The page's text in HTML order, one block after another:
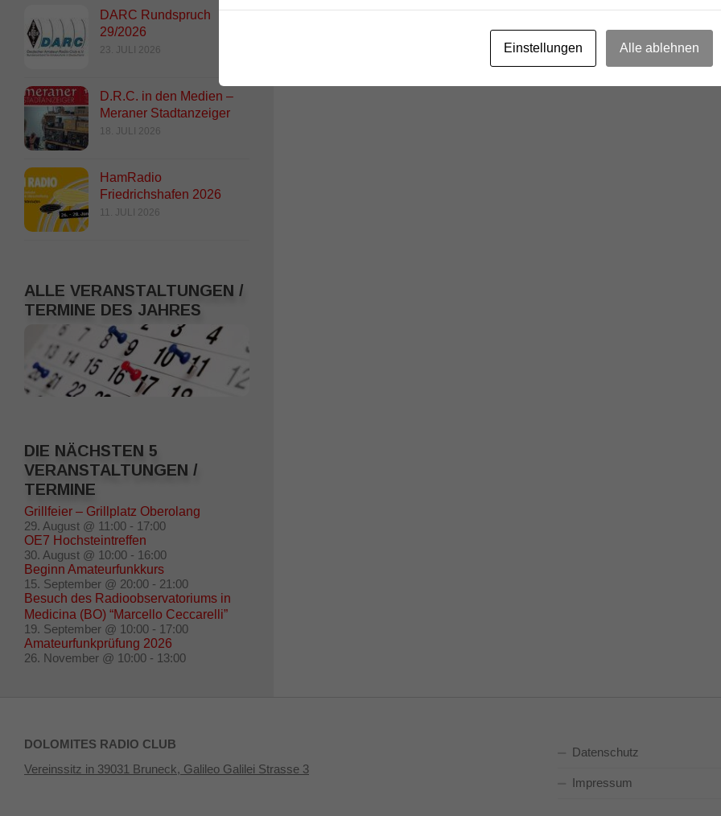
DARC Rundspruch
29/2026
23. JULI 2026
D.R.C. in den Medien –
Meraner Stadtanzeiger
18. JULI 2026
HamRadio
Friedrichshafen 2026
11. JULI 2026
ALLE VERANSTALTUNGEN /
TERMINE DES JAHRES
DIE NÄCHSTEN 5
VERANSTALTUNGEN /
TERMINE
Grillfeier – Grillplatz Oberolang
29. August @ 11:00 - 17:00
OE7 Hochsteintreffen
30. August @ 10:00 - 16:00
Beginn Amateurfunkkurs
15. September @ 20:00 - 21:00
Besuch des Radioobservatoriums in
Medicina (BO) “Marcello Ceccarelli”
19. September @ 10:00 - 17:00
Amateurfunkprüfung 2026
26. November @ 10:00 - 13:00
DOLOMITES RADIO CLUB
Vereinssitz in 39031 Bruneck, Galileo Galilei Strasse 3
Datenschutz
Impressum
Einstellungen Alle ablehnen